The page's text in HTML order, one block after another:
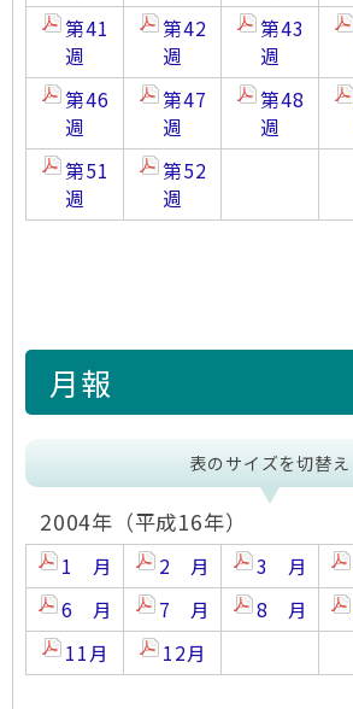
第41
週
第42
週
第43
週
第46
週
第47
週
第48
週
第51
週
第52
週
月報
表のサイズを切替え
2004年（平成16年）
1 月 2 月 3 月
6 月
7 月 8 月
11月
12月